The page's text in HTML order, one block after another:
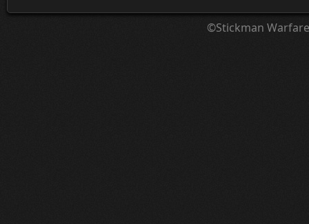
©Stickman Warfare